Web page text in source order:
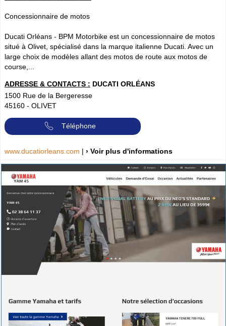
Concessionnaire de motos
Ducati Orléans - BPM Motorbike est un concessionnaire de motos
situé à Olivet, spécialisé dans la marque italienne Ducati. Avec un
large choix de modèles allant des motos de route aux motos de
course,...
ADRESSE & CONTACTS : DUCATI ORLÉANS
1500 Rue de la Bergeresse
45160 - OLIVET
Téléphone
www.ducatiorleans.com | › Voir plus d'informations